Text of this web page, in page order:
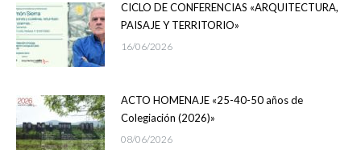
CICLO DE CONFERENCIAS «ARQUITECTURA,
PAISAJE Y TERRITORIO»
16/06/2026
ACTO HOMENAJE «25-40-50 años de
Colegiación (2026)»
08/06/2026